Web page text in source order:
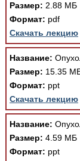
скачивании
программным
Размер: 2.88 МБ
Формат: pdf
Скачать лекцию
Название:
Размер: 15.35
Формат: ppt
Скачать лекцию
Название:
Размер: 4.59 МБ
Формат: ppt